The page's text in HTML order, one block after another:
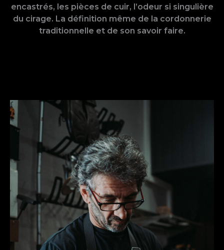
encastrés, les pièces de cuir, l’odeur si singulière
du cirage. La définition même de la cordonnerie
traditionnelle et de son savoir faire.